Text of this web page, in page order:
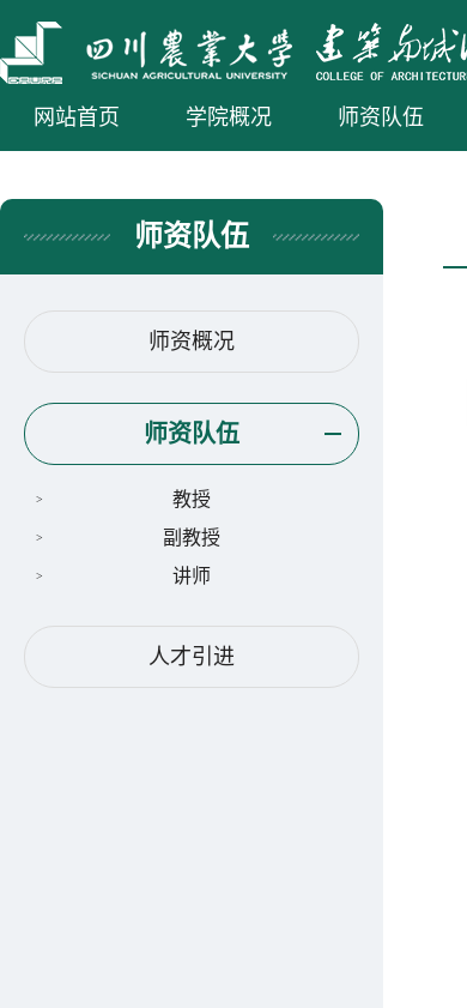
网站首页 学院概况 师资队伍
师资队伍
师资概况
师资队伍
教授
副教授
讲师
人才引进